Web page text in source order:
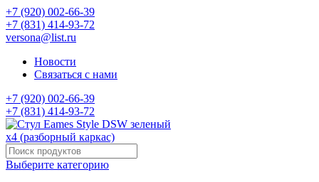
+7 (920) 002-66-39
+7 (831) 414-93-72
versona@list.ru
Новости
Связаться с нами
+7 (920) 002-66-39
+7 (831) 414-93-72
Выберите категорию